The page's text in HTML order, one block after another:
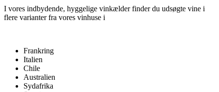
I vores indbydende, hyggelige vinkælder finder du udsøgte vine i
flere varianter fra vores vinhuse i
Frankring
Italien
Chile
Australien
Sydafrika